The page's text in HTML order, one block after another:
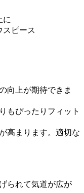
に
スピース
向上が期待できま
もぴったりフィット
高まります。適切な
られて気道が広が